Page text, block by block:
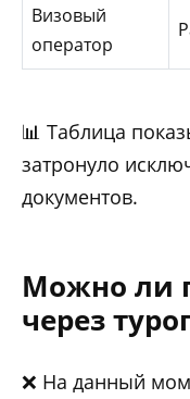
Визовый
оператор
📊 Таблица
затронуло
документов.
Можно ли
через
❌ На данный